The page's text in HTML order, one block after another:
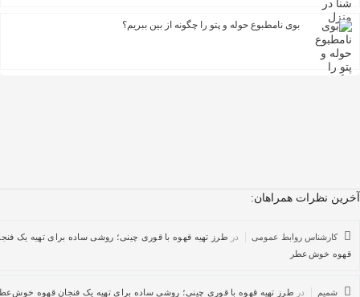
بوی نامطبوع حوله و پتو را چگونه از بین ببریم؟
نظرات همراهان:
کارشناس روابط عمومی در طرز تهیه قهوه با قوری چینی؛ روشی ساده برای تهیه یک فنجان
خوش‌عطر
در طرز تهیه قهوه با قوری چینی؛ روشی ساده برای تهیه یک فنجان قهوه خوش‌عطر